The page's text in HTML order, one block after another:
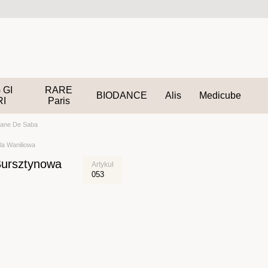
RARE
Paris
BIODANCE Alis Medicube
De Saba
Waniliowa
Artykuł
053